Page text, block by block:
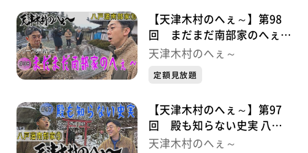
【天津木村のへぇ～】第98
回 まだまだ南部家のへぇ～
八戸藩南部家シリーズ⑩最終
天津木村のへぇ～
定額見放題
【天津木村のへぇ～】第97
回 殿も知らない史実 八戸
藩南部家シリーズ⑨
天津木村のへぇ～